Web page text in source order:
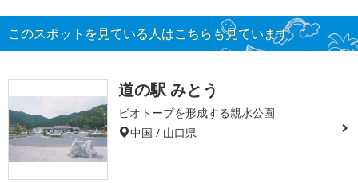
このスポットを見ている人はこちらも見ています
道の駅 みとう
ビオトープを形成する親水公園
中国 / 山口県